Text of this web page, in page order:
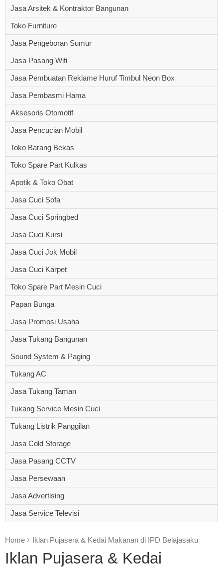
Jasa Arsitek & Kontraktor Bangunan
Toko Furniture
Jasa Pengeboran Sumur
Jasa Pasang Wifi
Jasa Pembuatan Reklame Huruf Timbul Neon Box
Jasa Pembasmi Hama
Aksesoris Otomotif
Jasa Pencucian Mobil
Toko Barang Bekas
Toko Spare Part Kulkas
Apotik & Toko Obat
Jasa Cuci Sofa
Jasa Cuci Springbed
Jasa Cuci Kursi
Jasa Cuci Jok Mobil
Jasa Cuci Karpet
Toko Spare Part Mesin Cuci
Papan Bunga
Jasa Promosi Usaha
Jasa Tukang Bangunan
Sound System & Paging
Tukang AC
Jasa Tukang Taman
Tukang Service Mesin Cuci
Tukang Listrik Panggilan
Jasa Cold Storage
Jasa Pasang CCTV
Jasa Persewaan
Jasa Advertising
Jasa Service Televisi
Home Iklan Pujasera & Kedai Makanan di IPD Belajasaku
Iklan Pujasera & Kedai